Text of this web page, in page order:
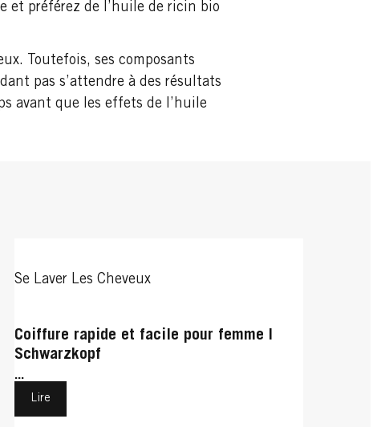
et préférez de l’huile de ricin bio
Toutefois, ses composants
pas s’attendre à des résultats
avant que les effets de l’huile
Se Laver Les Cheveux
Coiffure rapide et facile pour femme |
Schwarzkopf
...
Lire